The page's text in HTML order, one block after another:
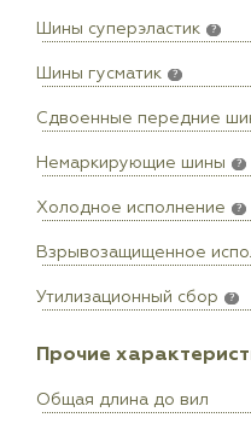
Шины суперэластик ?
Шины гусматик ?
Сдвоенные передние
Немаркирующие шины ?
Холодное исполнение ?
Взрывозащищенное
Утилизационный сбор ?
Прочие
Общая длина до вил